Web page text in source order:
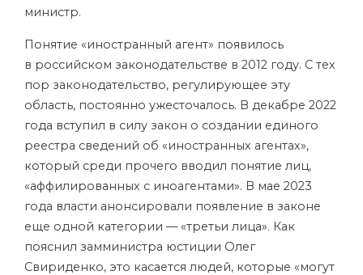
министр.
Понятие «иностранный агент» появилось
в российском законодательстве в 2012 году. С тех
пор законодательство, регулирующее эту
область, постоянно ужесточалось. В декабре 2022
года вступил в силу закон о создании единого
реестра сведений об «иностранных агентах»,
который среди прочего вводил понятие лиц,
«аффилированных с иноагентами». В мае 2023
года власти анонсировали появление в законе
еще одной категории — «третьи лица». Как
пояснил замминистра юстиции Олег
Свириденко, это касается людей, которые «могут